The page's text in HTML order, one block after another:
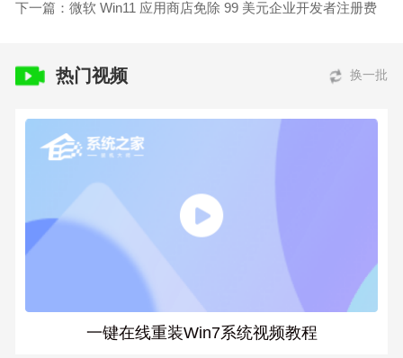
下一篇：微软 Win11 应用商店免除 99 美元企业开发者注册费
热门视频 换一批
一键在线重装Win7系统视频教程